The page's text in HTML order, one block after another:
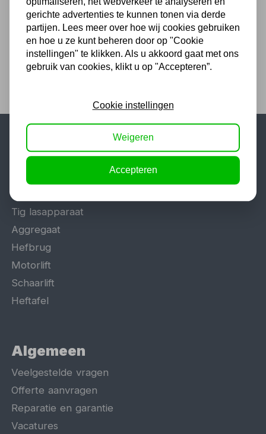
16,82
13,90 excl. BTW
Populaire categorieën
Tig lasapparaat
Aggregaat
Hefbrug
Motorlift
Schaarlift
Heftafel
Algemeen
Veelgestelde vragen
Offerte aanvragen
Reparatie en garantie
Vacatures
gerichte advertenties te kunnen tonen via derde
partijen. Lees meer over hoe wij cookies gebruiken
en hoe u ze kunt beheren door op "Cookie
instellingen" te klikken. Als u akkoord gaat met ons
gebruik van cookies, klikt u op "Accepteren”.
Cookie instellingen
Weigeren
Accepteren